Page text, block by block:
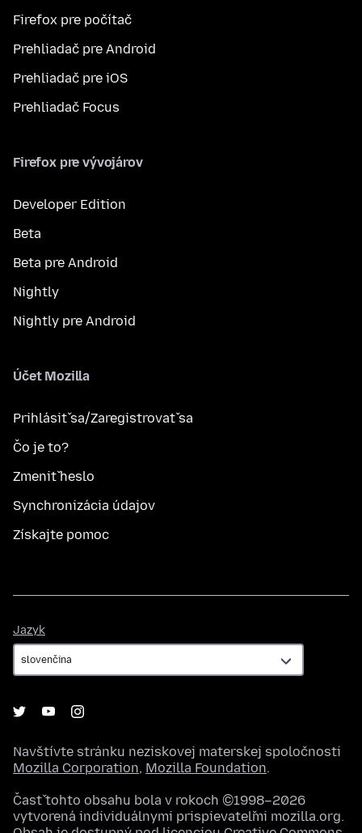
Firefox pre počítač
Prehliadač pre Android
Prehliadač pre iOS
Prehliadač Focus
Firefox pre vývojárov
Developer Edition
Beta
Beta pre Android
Nightly
Nightly pre Android
Účet Mozilla
Prihlásiť sa/Zaregistrovať sa
Čo je to?
Zmeniť heslo
Synchronizácia údajov
Získajte pomoc
Jazyk
Navštívte stránku neziskovej materskej spoločnosti
Mozilla Corporation, Mozilla Foundation.
Časť tohto obsahu bola v rokoch ©1998–2026
vytvorená individuálnymi prispievateľmi mozilla.org.